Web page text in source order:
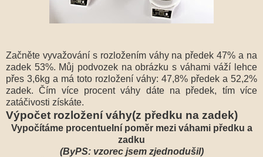
Začněte vyvažování s rozložením váhy na předek 47% a na
zadek 53%. Můj podvozek na obrázku s váhami váží lehce
přes 3,6kg a má toto rozložení váhy: 47,8% předek a 52,2%
zadek. Čím více procent váhy dáte na předek, tím více
zatáčivosti získáte.
Výpočet rozložení váhy(z předku na zadek)
Vypočítáme procentuelní poměr mezi váhami předku a
zadku
(ByPS: vzorec jsem zjednodušil)